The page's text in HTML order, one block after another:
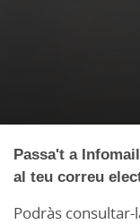
Passa't a
al teu correu
Podràs